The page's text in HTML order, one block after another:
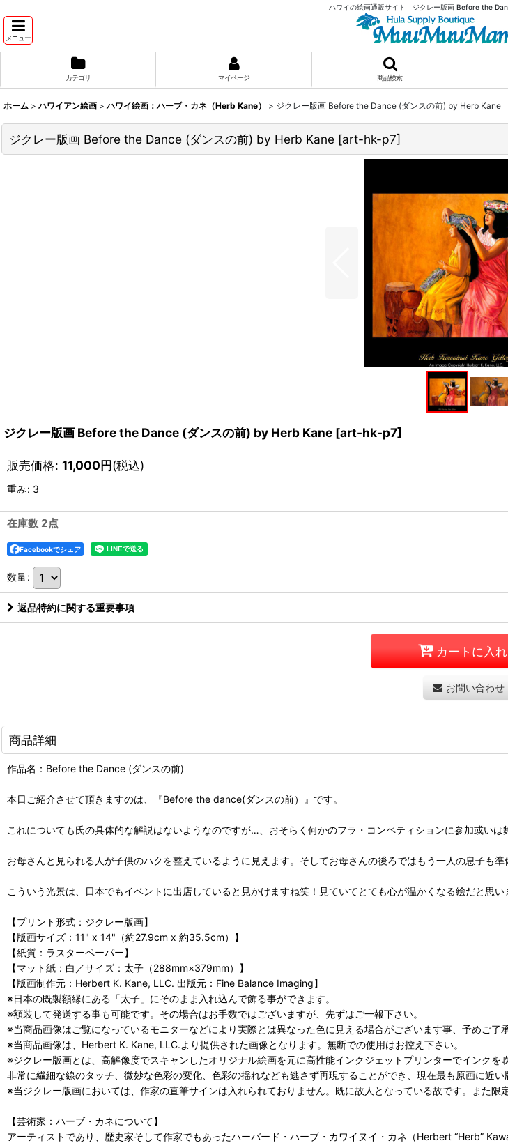
ハワイの絵画通販サイト ジクレー版画 Before the
メニュー
カテゴリ マイページ 商品検索
ホーム > ハワイアン絵画 > ハワイ絵画：ハーブ・カネ（Herb Kane） > ジクレー版画 Before the Dance (ダンスの前) by Herb Kane
ジクレー版画 Before the Dance (ダンスの前) by Herb Kane [art-hk-p7]
ジクレー版画 Before the Dance (ダンスの前) by Herb Kane [art-hk-p7]
販売価格: 11,000円(税込)
重み: 3
在庫数 2点
Facebookでシェア
数量:
返品特約に関する重要事項
カートに入
お問い合わせ
商品詳細
作品名：Before the Dance (ダンスの前)
本日ご紹介させて頂きますのは、『Before the dance(ダンスの前）』です。
これについても氏の具体的な解説はないようなのですが…、おそらく何かのフラ・コンペティションに参加或いは
お母さんと見られる人が子供のハクを整えているように見えます。そしてお母さんの後ろではもう一人の息子も
こういう光景は、日本でもイベントに出店していると見かけますね笑！見ていてとても心が温かくなる絵だと思い
【プリント形式：ジクレー版画】
【版画サイズ：11" x 14"（約27.9cm x 約35.5cm）】
【紙質：ラスターペーパー】
【マット紙：白／サイズ：太子（288mm×379mm）】
【版画制作元：Herbert K. Kane, LLC. 出版元：Fine Balance Imaging】
※日本の既製額縁にある「太子」にそのまま入れ込んで飾る事ができます。
※額装して発送する事も可能です。その場合はお手数ではございますが、先ずはご一報下さい。
※当商品画像はご覧になっているモニターなどにより実際とは異なった色に見える場合がございます事、予めご了承
※当商品画像は、Herbert K. Kane, LLC.より提供された画像となります。無断での使用はお控え下さい。
※ジクレー版画とは、高解像度でスキャンしたオリジナル絵画を元に高性能インクジェットプリンターでインク
非常に繊細な線のタッチ、微妙な色彩の変化、色彩の揺れなども逃さず再現することができ、現在最も原画に近い
※当ジクレー版画においては、作家の直筆サインは入れられておりません。既に故人となっている故です。また限
【芸術家：ハーブ・カネについて】
アーティストであり、歴史家そして作家でもあったハーバード・ハーブ・カワイヌイ・カネ（Herbert “Herb”